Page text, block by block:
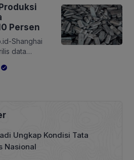
Persen
Shanghai
data
dan Nickel
2025.
NPI
kondisi
dasar,
industri
ilusi pasar
masa […]
Ungkap Kondisi Tata
Nasional